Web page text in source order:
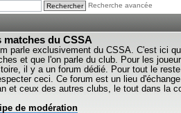
Recherche avancée
du CSSA
parle exclusivement du CSSA. C'est ici
et que l'on parle du club. Pour les
il y a un forum dédié. Pour tout le
ceci. Ce forum est un lieu
et ceux des autres clubs, le tout dans la
de modération